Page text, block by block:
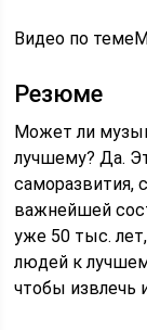
Видео по
Резюме
Может ли
лучшему? Да.
саморазвития,
важнейшей
уже 50 тыс.
людей к
чтобы извлечь